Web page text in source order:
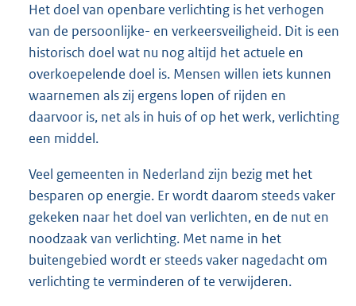
Het doel van openbare verlichting is het verhogen
van de persoonlijke- en verkeersveiligheid. Dit is een
historisch doel wat nu nog altijd het actuele en
overkoepelende doel is. Mensen willen iets kunnen
waarnemen als zij ergens lopen of rijden en
daarvoor is, net als in huis of op het werk, verlichting
een middel.
Veel gemeenten in Nederland zijn bezig met het
besparen op energie. Er wordt daarom steeds vaker
gekeken naar het doel van verlichten, en de nut en
noodzaak van verlichting. Met name in het
buitengebied wordt er steeds vaker nagedacht om
verlichting te verminderen of te verwijderen.